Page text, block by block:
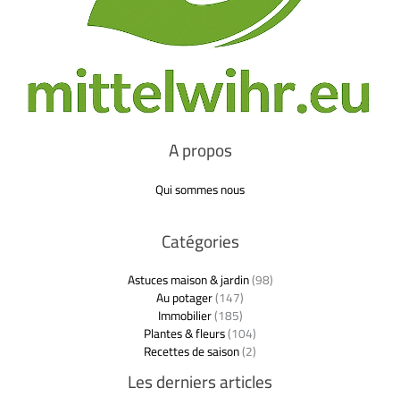
A propos
Qui sommes nous
Catégories
Astuces maison & jardin(98)
Au potager(147)
Immobilier(185)
Plantes & fleurs(104)
Recettes de saison(2)
Les derniers articles